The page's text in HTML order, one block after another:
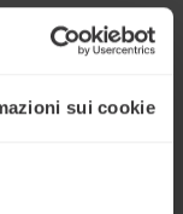
sui cookie